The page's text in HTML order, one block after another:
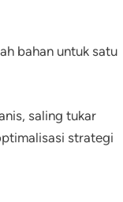
bahan untuk satu
saling tukar
strategi